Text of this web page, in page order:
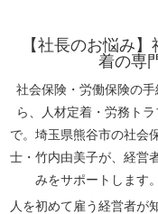
【社長のお悩み
着の専
社会保険・労働保険の
ら、人材定着・労務トラ
で。埼玉県熊谷市の社会
士・竹内由美子が、経営
みをサポートします
人を初めて雇う経営者が